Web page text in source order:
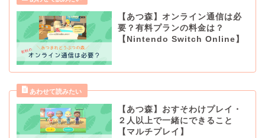
【あつ森】オンライン通信は必
要？有料プランの料金は？
【Nintendo Switch Online】
【あつ森】おすそわけプレイ・
２人以上で一緒にできること
【マルチプレイ】